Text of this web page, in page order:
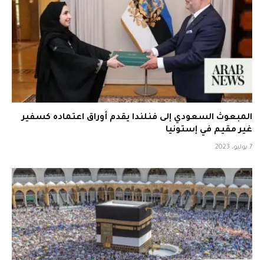
المبعوث السعودي إلى فنلندا يقدم أوراق اعتماده كسفير
غير مقيم في إستونيا
7 يوليو، 2023